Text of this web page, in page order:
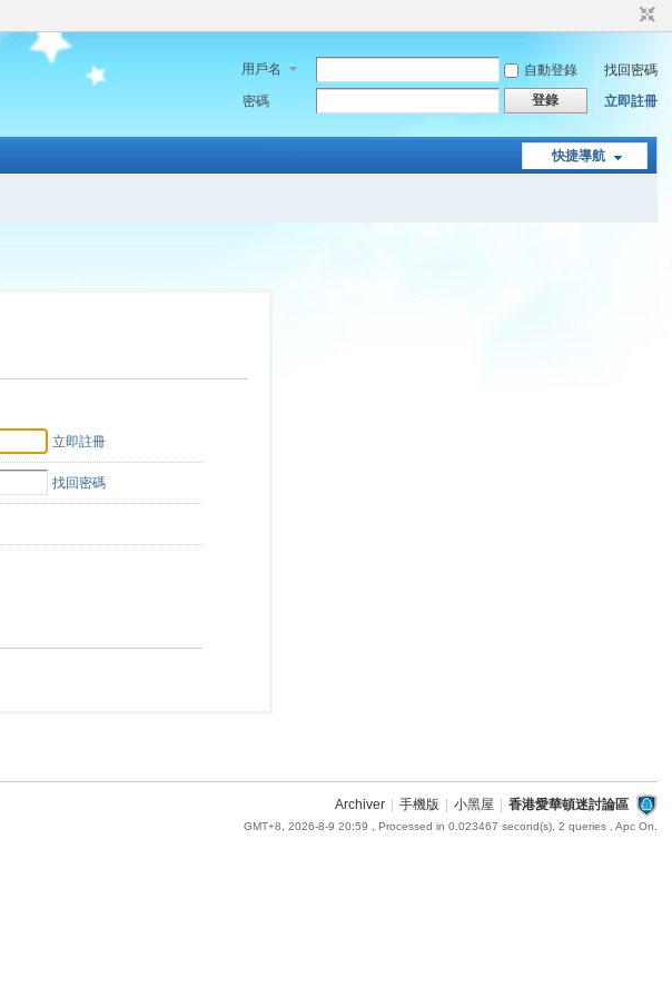
用戶名 自動登錄
找回密碼
密碼
登錄 立即註冊
快捷導航
立即註冊
找回密碼
Archiver 手機版 小黑屋 香港愛華頓迷討論區
GMT+8, 2026-8-9 20:59 , Processed in 0.023467 second(s), 2 queries , Apc On.